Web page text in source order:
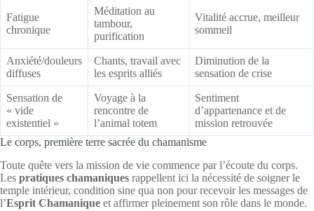
Fatigue
chronique
Méditation au
tambour,
purification
Vitalité accrue, meilleur
sommeil
Anxiété/douleurs
diffuses
Chants, travail avec
les esprits alliés
Diminution de la
sensation de crise
Sensation de
« vide
existentiel »
Voyage à la
rencontre de
l’animal totem
Sentiment
d’appartenance et de
mission retrouvée
Le corps, première terre sacrée du chamanisme
Toute quête vers la mission de vie commence par l’écoute du corps.
Les pratiques chamaniques rappellent ici la nécessité de soigner le
temple intérieur, condition sine qua non pour recevoir les messages de
l’Esprit Chamanique et affirmer pleinement son rôle dans le monde.